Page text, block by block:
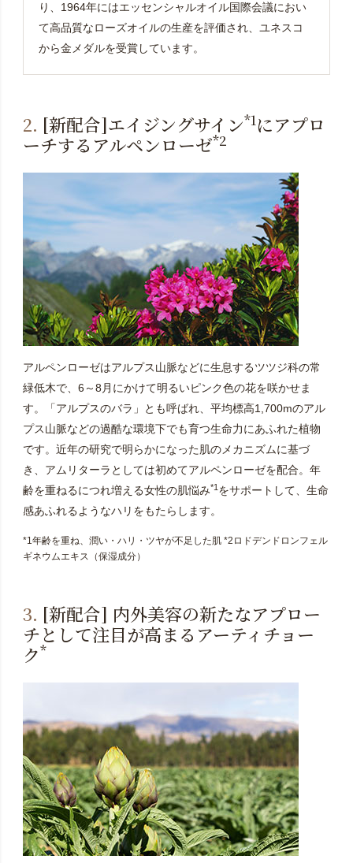
り、1964年にはエッセンシャルオイル国際会議におい
て高品質なローズオイルの生産を評価され、ユネスコ
から金メダルを受賞しています。
2. [新配合]エイジングサイン*1にアプロ
ーチするアルペンローゼ*2
アルペンローゼはアルプス山脈などに生息するツツジ科の常
緑低木で、6～8月にかけて明るいピンク色の花を咲かせま
す。「アルプスのバラ」とも呼ばれ、平均標高1,700mのアル
プス山脈などの過酷な環境下でも育つ生命力にあふれた植物
です。近年の研究で明らかになった肌のメカニズムに基づ
き、アムリターラとしては初めてアルペンローゼを配合。年
齢を重ねるにつれ増える女性の肌悩み*1をサポートして、生命
感あふれるようなハリをもたらします。
*1年齢を重ね、潤い・ハリ・ツヤが不足した肌 *2ロドデンドロンフェル
ギネウムエキス（保湿成分）
3. [新配合] 内外美容の新たなアプロー
チとして注目が高まるアーティチョー
ク*